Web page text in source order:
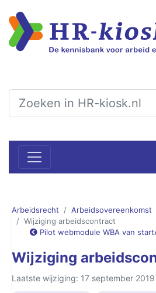
Arbeidsrecht
Arbeidsovereenkomst
Wijziging arbeidscontract
Pilot webmodule WBA van start
Wijziging
Laatste wijziging: 17 september 2019